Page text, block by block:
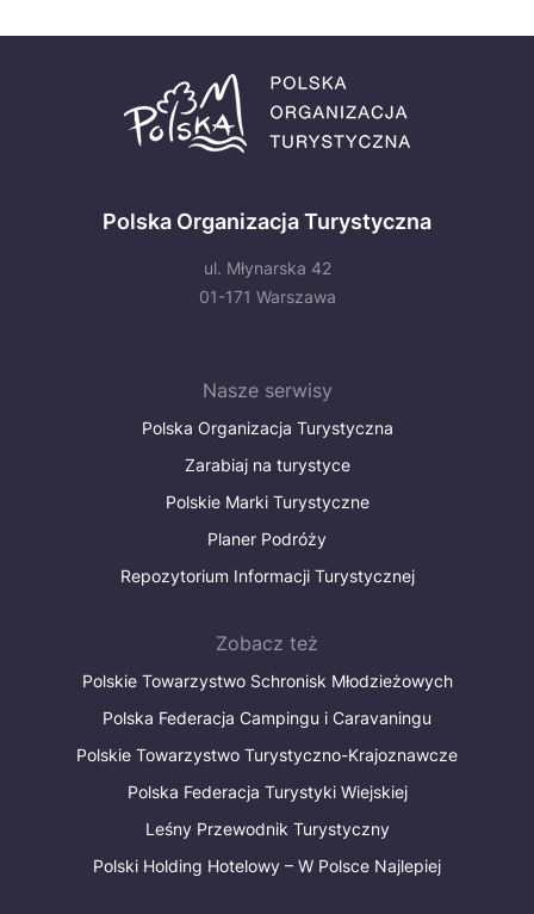
Polska Organizacja Turystyczna
ul. Młynarska 42
01-171 Warszawa
Nasze serwisy
Polska Organizacja Turystyczna
Zarabiaj na turystyce
Polskie Marki Turystyczne
Planer Podróży
Repozytorium Informacji Turystycznej
Zobacz też
Polskie Towarzystwo Schronisk Młodzieżowych
Polska Federacja Campingu i Caravaningu
Polskie Towarzystwo Turystyczno-Krajoznawcze
Polska Federacja Turystyki Wiejskiej
Leśny Przewodnik Turystyczny
Polski Holding Hotelowy – W Polsce Najlepiej